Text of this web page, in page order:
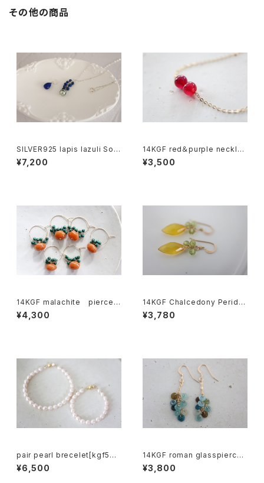
その他の商品
SILVER925 lapis lazuli Sout
h Sea Pearl necklace[kgf0
752]
¥7,200
14KGF red＆purple necklac
e[nc1231]
¥3,500
14KGF malachite pierce
[kgf0575]
¥4,300
14KGF Chalcedony Peridot
earrings[kgf5575]
¥3,780
pair pearl brecelet[kgf501
9]
¥6,500
14KGF roman glasspierce
[kgf5285]
¥3,800